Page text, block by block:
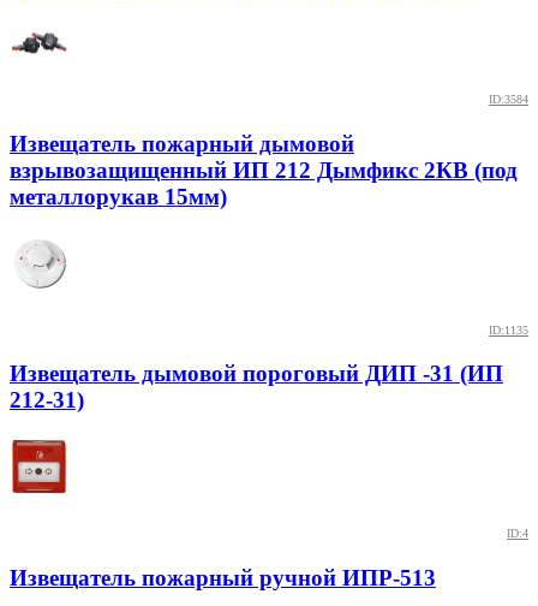
ID:3584
Извещатель пожарный дымовой
взрывозащищенный ИП 212 Дымфикс 2КВ (под
металлорукав 15мм)
ID:1135
Извещатель дымовой пороговый ДИП -31 (ИП
212-31)
ID:4
Извещатель пожарный ручной ИПР-513